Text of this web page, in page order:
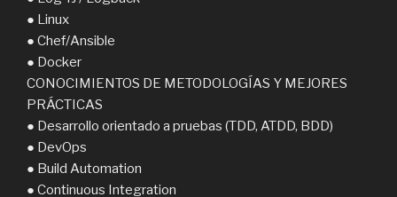
● Linux
● Chef/Ansible
● Docker
CONOCIMIENTOS DE METODOLOGÍAS Y MEJORES
PRÁCTICAS
● Desarrollo orientado a pruebas (TDD, ATDD, BDD)
● DevOps
● Build Automation
● Continuous Integration